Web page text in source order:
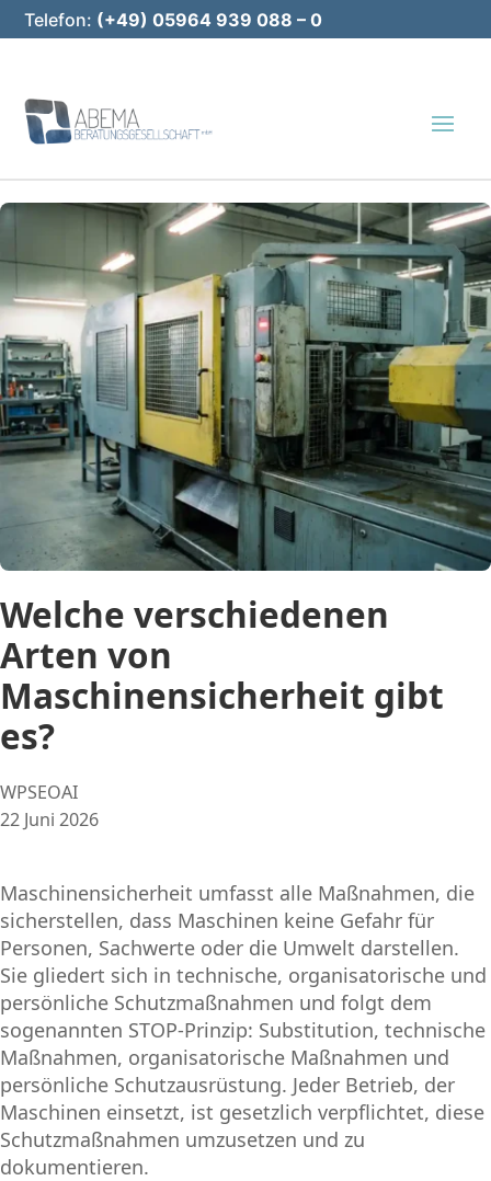
Telefon: (+49) 05964 939 088 – 0
Welche verschiedenen
Arten von
Maschinensicherheit gibt
es?
Posted
by:
WPSEOAI
22 Juni 2026
Maschinensicherheit umfasst alle Maßnahmen, die
sicherstellen, dass Maschinen keine Gefahr für
Personen, Sachwerte oder die Umwelt darstellen.
Sie gliedert sich in technische, organisatorische und
persönliche Schutzmaßnahmen und folgt dem
sogenannten STOP-Prinzip: Substitution, technische
Maßnahmen, organisatorische Maßnahmen und
persönliche Schutzausrüstung. Jeder Betrieb, der
Maschinen einsetzt, ist gesetzlich verpflichtet, diese
Schutzmaßnahmen umzusetzen und zu
dokumentieren.